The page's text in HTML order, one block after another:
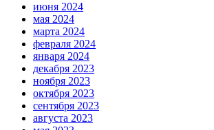
июня 2024
мая 2024
марта 2024
февраля 2024
января 2024
декабря 2023
ноября 2023
октября 2023
сентября 2023
августа 2023